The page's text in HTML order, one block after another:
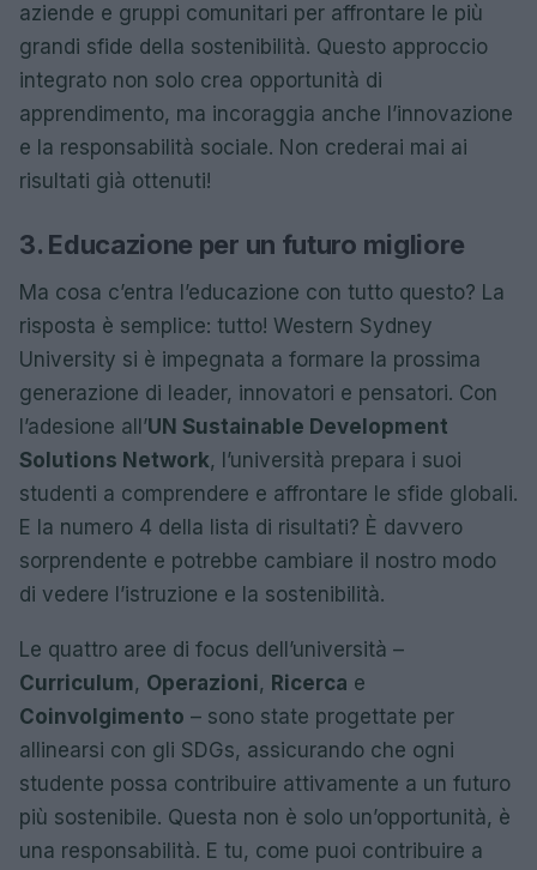
aziende e gruppi comunitari per affrontare le più
grandi sfide della sostenibilità. Questo approccio
integrato non solo crea opportunità di
apprendimento, ma incoraggia anche l’innovazione
e la responsabilità sociale. Non crederai mai ai
risultati già ottenuti!
3. Educazione per un futuro migliore
Ma cosa c’entra l’educazione con tutto questo? La
risposta è semplice: tutto! Western Sydney
University si è impegnata a formare la prossima
generazione di leader, innovatori e pensatori. Con
l’adesione all’UN Sustainable Development
Solutions Network, l’università prepara i suoi
studenti a comprendere e affrontare le sfide globali.
E la numero 4 della lista di risultati? È davvero
sorprendente e potrebbe cambiare il nostro modo
di vedere l’istruzione e la sostenibilità.
Le quattro aree di focus dell’università –
Curriculum, Operazioni, Ricerca e
Coinvolgimento – sono state progettate per
allinearsi con gli SDGs, assicurando che ogni
studente possa contribuire attivamente a un futuro
più sostenibile. Questa non è solo un’opportunità, è
una responsabilità. E tu, come puoi contribuire a